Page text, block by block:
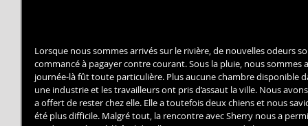
Lorsque nous sommes arrivés sur le rivière, de nouvelles odeurs
commancé à pagayer contre courant. Sous la pluie, nous sommes
journée-là fût toute particulière. Plus aucune chambre disponible
une industrie et les travailleurs ont pris d’assaut la ville. Nous
a offert de rester chez elle. Elle a toutefois deux chiens et nous
été plus difficile. Malgré tout, la rencontre avec Sherry nous a